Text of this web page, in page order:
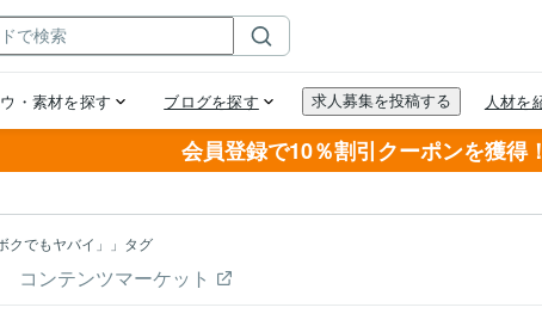
会員登録で10％割引クーポンを獲得！
クでもヤバイ」」タグ
コンテンツマーケット